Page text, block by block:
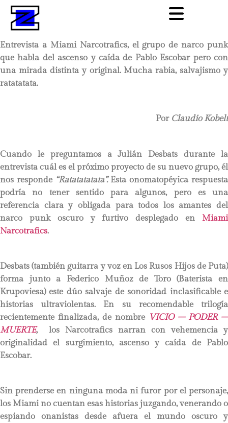
Entrevista a Miami Narcotrafics, el grupo de narco punk
que habla del ascenso y caída de Pablo Escobar pero con
una mirada distinta y original. Mucha rabia, salvajismo y
ratatatata.
Por Claudio Kobelt
Cuando le preguntamos a Julián Desbats durante la
entrevista cuál es el próximo proyecto de su nuevo grupo, él
nos responde “Ratatatatata”. Esta onomatopéyica respuesta
podría no tener sentido para algunos, pero es una
referencia clara y obligada para todos los amantes del
narco punk oscuro y furtivo desplegado en Miami
Narcotrafics.
Desbats (también guitarra y voz en Los Rusos Hijos de Puta)
forma junto a Federico Muñoz de Toro (Baterista en
Krupoviesa) este dúo salvaje de sonoridad inclasificable e
historias ultraviolentas. En su recomendable trilogía
recientemente finalizada, de nombre VICIO – PODER –
MUERTE,los Narcotrafics narran con vehemencia y
originalidad el surgimiento, ascenso y caída de Pablo
Escobar.
Sin prenderse en ninguna moda ni furor por el personaje,
los Miami no cuentan esas historias juzgando, venerando o
espiando onanistas desde afuera el mundo oscuro y